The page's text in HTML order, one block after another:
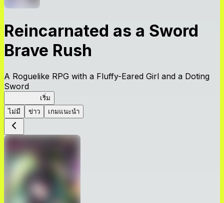
Reincarnated as a Sword
Brave Rush
A Roguelike RPG with a Fluffy-Eared Girl and a Doting
Sword
เริ่ม
ไม่มี
ข่าว เกมแนะนำ